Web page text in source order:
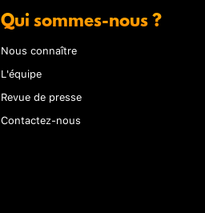
Qui sommes-nous ?
Nous connaître
L'équipe
Revue de presse
Contactez-nous